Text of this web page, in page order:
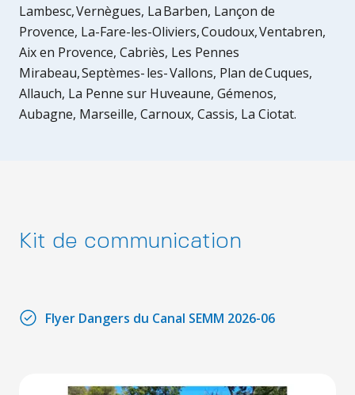
Lambesc, Vernègues, La Barben, Lançon de
Provence, La-Fare-les-Oliviers, Coudoux, Ventabren,
Aix en Provence, Cabriès, Les Pennes
Mirabeau, Septèmes- les- Vallons, Plan de Cuques,
Allauch, La Penne sur Huveaune, Gémenos,
Aubagne, Marseille, Carnoux, Cassis, La Ciotat.
Kit de communication
Flyer Dangers du Canal SEMM 2026-06